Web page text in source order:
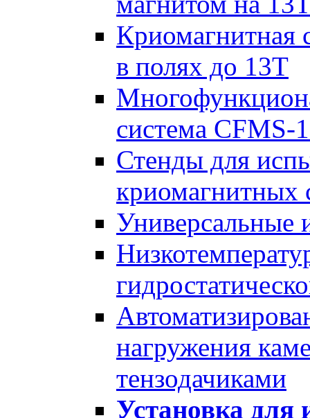
Криомагнитная
в полях до 13Т
система CFMS-
Стенды для
криомагнитных
Универсальные
нагружения
тензодачиками
Установка для